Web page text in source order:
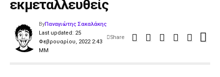
εκμεταλλευθείς
Last updated: 25
Φεβρουαρίου, 2022 2:43
ΜΜ
ByΠαναγιώτης Σακαλάκης
Share